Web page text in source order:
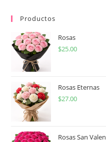
Productos
Rosas
$25.00
Rosas Eternas
$27.00
Rosas San